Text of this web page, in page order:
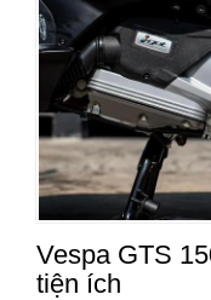
Vespa GTS
tiện ích